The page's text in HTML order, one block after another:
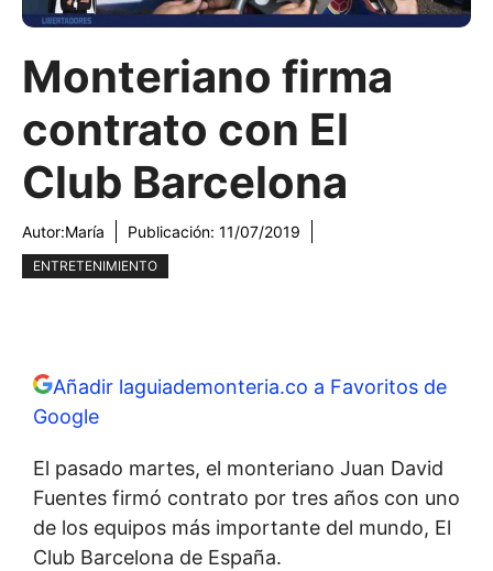
Monteriano firma
contrato con El
Club Barcelona
Autor:María Publicación: 11/07/2019
ENTRETENIMIENTO
Añadir laguiademonteria.co a Favoritos de
Google
El pasado martes, el monteriano Juan David
Fuentes firmó contrato por tres años con uno
de los equipos más importante del mundo, El
Club Barcelona de España.